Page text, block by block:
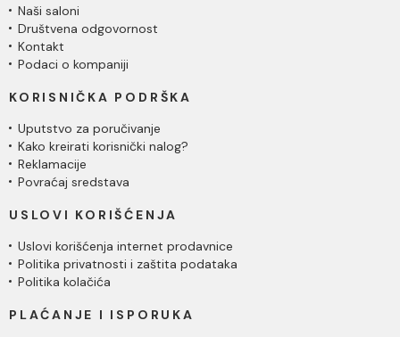
Naši saloni
Društvena odgovornost
Kontakt
Podaci o kompaniji
KORISNIČKA PODRŠKA
Uputstvo za poručivanje
Kako kreirati korisnički nalog?
Reklamacije
Povraćaj sredstava
USLOVI KORIŠĆENJA
Uslovi korišćenja internet prodavnice
Politika privatnosti i zaštita podataka
Politika kolačića
PLAĆANJE I ISPORUKA